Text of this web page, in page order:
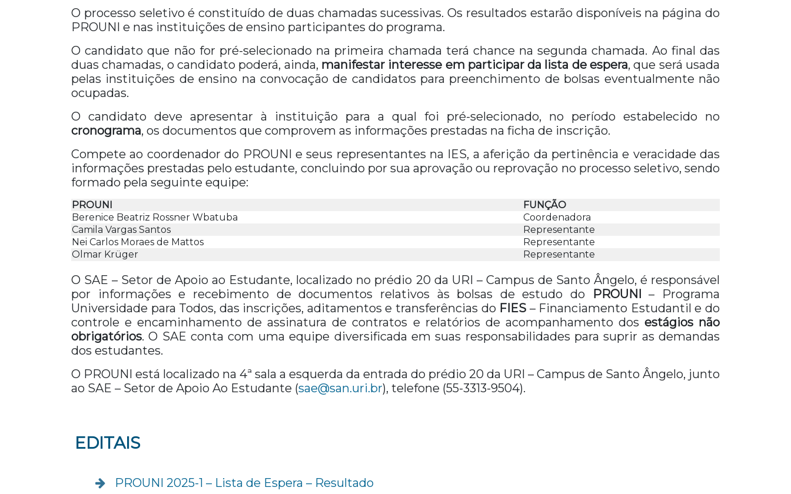
O processo seletivo é constituído de duas chamadas sucessivas. Os resultados estarão disponíveis na página do
PROUNI e nas instituições de ensino participantes do programa.
O candidato que não for pré-selecionado na primeira chamada terá chance na segunda chamada. Ao final das
duas chamadas, o candidato poderá, ainda, manifestar interesse em participar da lista de espera, que será usada
pelas instituições de ensino na convocação de candidatos para preenchimento de bolsas eventualmente não
ocupadas.
O candidato deve apresentar à instituição para a qual foi pré-selecionado, no período estabelecido no
cronograma, os documentos que comprovem as informações prestadas na ficha de inscrição.
Compete ao coordenador do PROUNI e seus representantes na IES, a aferição da pertinência e veracidade das
informações prestadas pelo estudante, concluindo por sua aprovação ou reprovação no processo seletivo, sendo
formado pela seguinte equipe:
PROUNI
FUNÇÃO
Berenice Beatriz Rossner Wbatuba
Coordenadora
Camila Vargas Santos
Representante
Nei Carlos Moraes de Mattos
Representante
Olmar Krüger
Representante
O SAE – Setor de Apoio ao Estudante, localizado no prédio 20 da URI – Campus de Santo Ângelo, é responsável
por informações e recebimento de documentos relativos às bolsas de estudo do
PROUNI– Programa
Universidade para Todos, das inscrições, aditamentos e transferências do FIES – Financiamento Estudantil e do
controle e encaminhamento de assinatura de contratos e relatórios de acompanhamento dos estágios não
obrigatórios. O SAE conta com uma equipe diversificada em suas responsabilidades para suprir as demandas
dos estudantes.
O PROUNI está localizado na 4ª sala a esquerda da entrada do prédio 20 da URI – Campus de Santo Ângelo, junto
ao SAE – Setor de Apoio Ao Estudante (sae@san.uri.br), telefone (55-3313-9504).
EDITAIS
PROUNI 2025-1 – Lista de Espera – Resultado